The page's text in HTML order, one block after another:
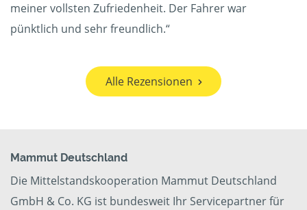
meiner vollsten Zufriedenheit. Der Fahrer war
pünktlich und sehr freundlich.“
Alle Rezensionen
Mammut Deutschland
Die Mittelstandskooperation Mammut Deutschland
GmbH & Co. KG ist bundesweit Ihr Servicepartner für